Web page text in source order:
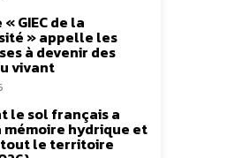
« GIEC de la
» appelle les
à devenir des
vivant
le sol français a
mémoire hydrique et
le territoire